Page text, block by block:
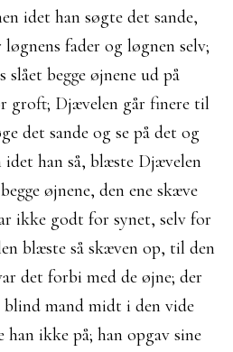
idet han søgte det sande,
fader og løgnen selv;
slået begge øjnene ud på
groft; Djævelen går finere til
det sande og se på det og
idet han så, blæste Djævelen
øjnene, den ene skæve
ikke godt for synet, selv for
blæste så skæven op, til den
det forbi med de øjne; der
blind mand midt i den vide
han ikke på; han opgav sine